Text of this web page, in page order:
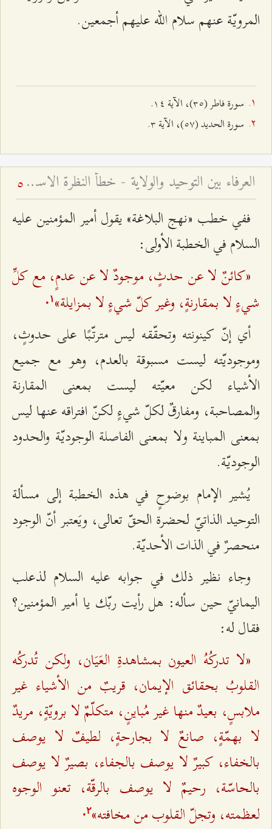
المرويّة عنهم سلام الله عليهم أجمعين.
سورة فاطر (٣٥)، الآية ۱٤.
سورة الحديد (٥۷)، الآية ٣.
العرفاء بين التوحيد والولاية - خطأ النظرة الاستقلاليّة إلى الإمام ومجالسه 5
ففي خطب‌ «نهج البلاغة» يقول أمير المؤمنين عليه
السلام في الخطبة الأولى:
«كائنٌ لا عن حدثٍ، موجودٌ لا عن عدمٍ، مع كلِّ
شي‌ءٍ لا بمقارنةٍ، وغير كلّ شي‌ءٍ لا بمزايلة» ۱
أي إنّ كينونته وتحقّقه ليس مترتّبًا على حدوثٍ،
وموجوديّته ليست مسبوقة بالعدم، وهو مع جميع
الأشياء لكن معيّته ليست بمعنى المقارنة
والمصاحبة، ومفارقٌ لكلّ شي‌ءٍ لكنّ افتراقه عنها ليس
بمعنى المباينة ولا بمعنى الفاصلة الوجوديّة والحدود
الوجوديّة.
يُشير الإمام بوضوحٍ في هذه الخطبة إلى مسألة
التوحيد الذاتيّ لحضرة الحقّ تعالى، ويَعتبر أنّ الوجود
منحصرٌ في الذات الأحديّة.
وجاء نظير ذلك في جوابه عليه السلام لذعلب
اليمانيّ حين سأله: هل رأيت ربّك يا أمير المؤمنين؟
فقال له:
«لا تدركُهُ العيون بمشاهدةِ العَيَان، ولكن تُدركُه
القلوبُ بحقائق الإيمان، قريبٌ من الأشياء غير
ملابسٍ، بعيدٌ منها غير مُباينٍ، متكلّمٌ لا برويّةٍ، مريدٌ
لا بهمّةٍ، صانعٌ لا بجارحةٍ، لطيفٌ لا يوصف
بالخفاء، كبيرٌ لا يوصف بالجفاء، بصيرٌ لا يوصف
بالحاسّة، رحيمٌ لا يوصف بالرقّة، تعنو الوجوه
لعظمته، وتجلّ القلوب من مخافته»٢